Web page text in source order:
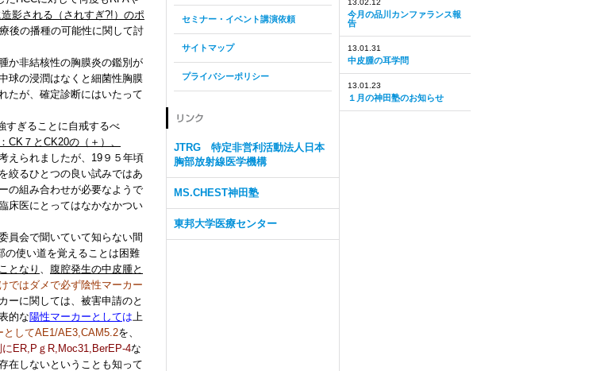
造影される（されすぎ?!）のポ
後の播種の可能性に関して討
か非結核性の胸膜炎の鑑別が
球の浸潤はなくと細菌性胸膜
たが、確定診断にはいたって
すぎることに自戒するべ
CK７とCK20の（＋）、
えられましたが、19９５年頃
絞るひとつの良い試みではあ
の組み合わせが必要なようで
床医にとってはなかなかつい
員会で聞いていて知らない間
の使い道を覚えることは困難
となり 、 腹腔発生の中皮腫と
ではダメで必ず陰性マーカー
ーに関しては、被害申請のと
的な陽性マーカーとしては上
としてAE1/AE3,CAM5.2を、
ER,PｇR,Moc31,BerEP-4な
在しないということも知って
セミナー・イベント講演依頼
サイトマップ
プライバシーポリシー
JTRG 特定非営利活動法人日本
胸部放射線医学機構
MS.CHEST神田塾
東邦大学医療センター
13.02.12
今月の品川カンファランス報
告
13.01.31
中皮腫の耳学問
13.01.23
１月の神田塾のお知らせ